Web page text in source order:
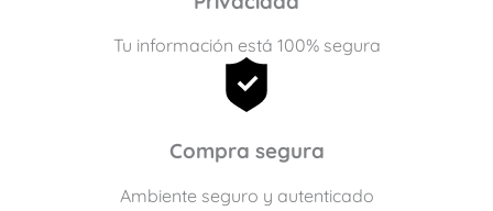
Tu información está 100% segura
Compra segura
Ambiente seguro y autenticado